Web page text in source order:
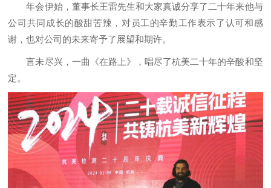
年会伊始，董事长王雷先生和大家真诚分享了二十年来他与
公司共同成长的酸甜苦辣，对员工的辛勤工作表示了认可和感
谢，也对公司的未来寄予了展望和期许。
言未尽兴，一曲《在路上》，唱尽了杭美二十年的辛酸和坚
定。